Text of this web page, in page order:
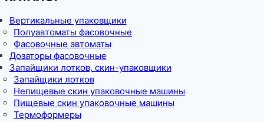
Вертикальные упаковщики
Полуавтоматы фасовочные
Фасовочные автоматы
Дозаторы фасовочные
Запайщики лотков, скин-упаковщики
Запайщики лотков
Непищевые скин упаковочные машины
Пищевые скин упаковочные машины
Термоформеры